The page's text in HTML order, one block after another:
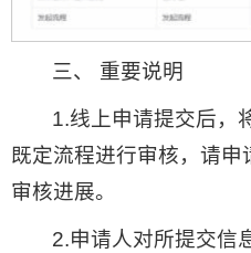
三、 重要说明
1.线上申请提交后，
既定流程进行审核，请
审核进展。
2.申请人对所提交信